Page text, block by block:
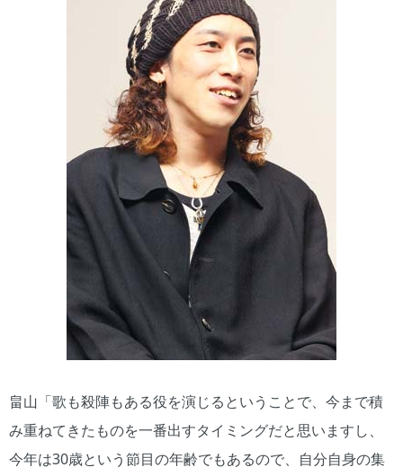
畠山「歌も殺陣もある役を演じるということで、今まで積
み重ねてきたものを一番出すタイミングだと思いますし、
今年は30歳という節目の年齢でもあるので、自分自身の集